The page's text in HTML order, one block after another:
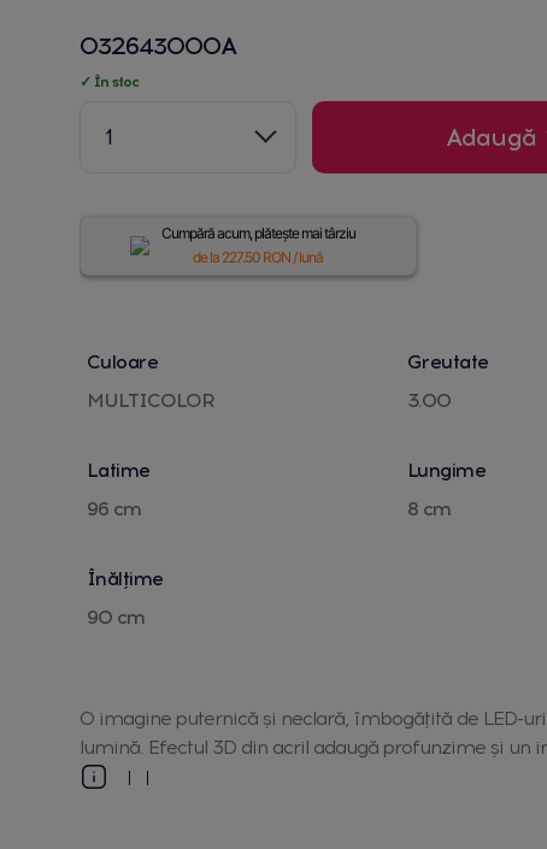
032643000A
✓ În stoc
1 Adaugă
Cumpără acum, plătește mai târziu
de la 227.50 RON / lună
Culoare
MULTICOLOR
Greutate
3.00
Latime
96 cm
Lungime
8 cm
Înălțime
90 cm
O imagine puternică și neclară, îmbogățită de LED-
lumină. Efectul 3D din acril adaugă profunzime și un